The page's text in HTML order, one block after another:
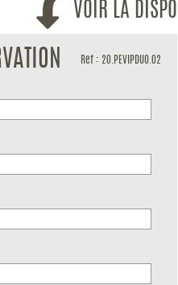
VOIR LA DISPO
Ref : 20.PEVIPDUO.02